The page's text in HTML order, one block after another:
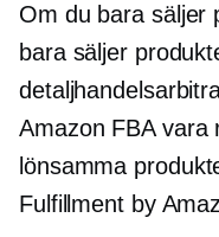
Om du bara säljer
bara säljer
Amazon FBA
lönsamma
Fulfillment by